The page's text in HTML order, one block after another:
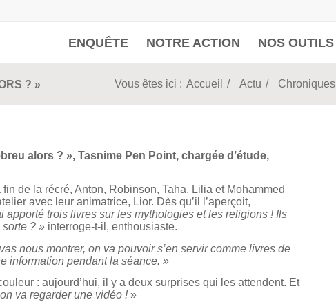
ENQUÊTE NOTRE ACTION NOS OUTILS
? » Vous êtes ici : Accueil / Actu / Chroniques
alors ? », Tasnime Pen Point, chargée d’étude,
de la récré, Anton, Robinson, Taha, Lilia et Mohammed
avec leur animatrice, Lior. Dès qu’il l’aperçoit,
apporté trois livres sur les mythologies et les religions ! Ils
? » interroge-t-il, enthousiaste.
nous montrer, on va pouvoir s’en servir comme livres de
information pendant la séance. »
: aujourd’hui, il y a deux surprises qui les attendent. Et
on va regarder une vidéo !»